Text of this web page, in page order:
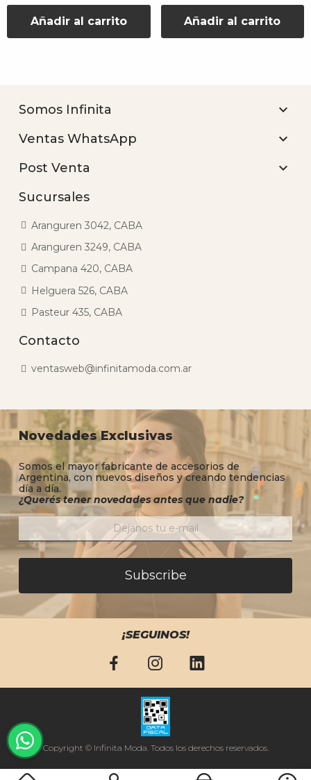
Añadir al carrito Añadir al carrito
Somos Infinita 
Ventas WhatsApp 
Post Venta 
Sucursales
Aranguren 3042, CABA
Aranguren 3249, CABA
Campana 420, CABA
Helguera 526, CABA
Pasteur 435, CABA
Contacto
ventasweb@infinitamoda.com.ar
Novedades Exclusivas
Somos el mayor fabricante de accesorios de
Argentina, con nuevos diseños y creando tendencias
día a día.
¿Querés tener novedades antes que nadie?
Subscribe
¡SEGUINOS!
Copyright © Infinita Moda. Todos los derechos reservados.